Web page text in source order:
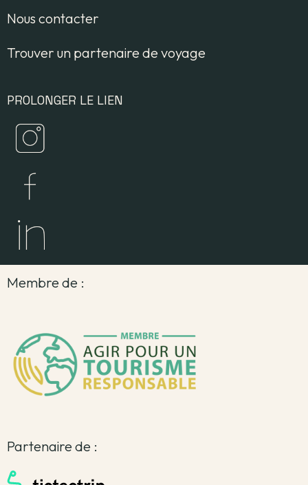
Nous contacter
Trouver un partenaire de voyage
PROLONGER LE LIEN
Membre de :
Partenaire de :